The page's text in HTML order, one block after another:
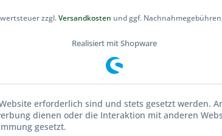
zzgl.Versandkosten und ggf.
Realisiert mit Shopware
erforderlich sind und stets gesetzt werden.
dienen oder die Interaktion mit anderen
gesetzt.